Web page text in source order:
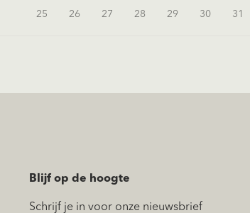
25 26 27 28 29 30 31
Blijf op de hoogte
Schrijf je in voor onze nieuwsbrief